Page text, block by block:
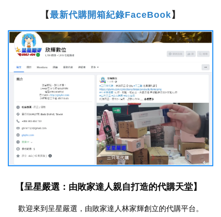
【最新代購開箱紀錄FaceBook 】
【呈星嚴選：由敗家達人親自打造的代購天堂】
歡迎來到呈星嚴選，由敗家達人林家輝創立的代購平台。